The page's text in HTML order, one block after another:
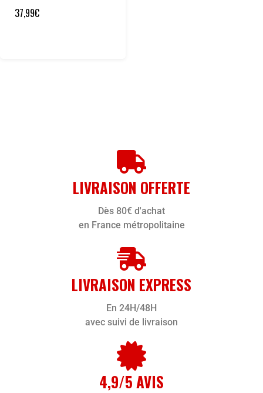
37,99€
LIVRAISON OFFERTE
Dès 80€ d'achat
en France métropolitaine
LIVRAISON EXPRESS
En 24H/48H
avec suivi de livraison
4,9/5 AVIS